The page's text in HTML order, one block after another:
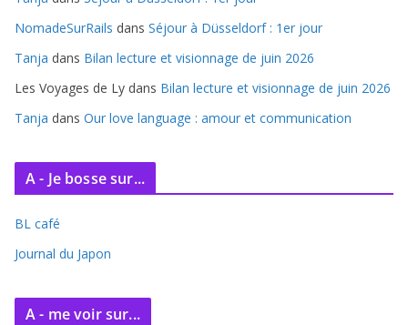
v
e
s
NomadeSurRails dans Séjour à Düsseldorf : 1er jour
Tanja dans Bilan lecture et visionnage de juin 2026
Les Voyages de Ly dans Bilan lecture et visionnage de juin 2026
Tanja dans Our love language : amour et communication
A - Je bosse sur...
BL café
Journal du Japon
A - me voir sur...